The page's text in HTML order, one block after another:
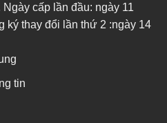
cấp lần đầu: ngày 11
ký thay đổi lần thứ 2 :ngày 14
tin